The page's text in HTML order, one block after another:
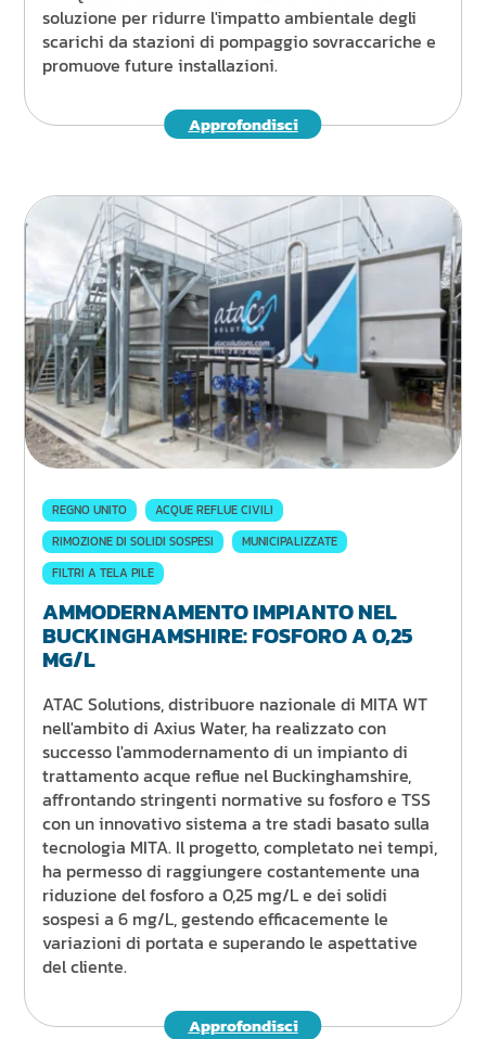
soluzione per ridurre l'impatto ambientale degli
scarichi da stazioni di pompaggio sovraccariche e
promuove future installazioni.
Approfondisci
REGNO UNITO
ACQUE REFLUE CIVILI
RIMOZIONE DI SOLIDI SOSPESI
MUNICIPALIZZATE
FILTRI A TELA PILE
AMMODERNAMENTO IMPIANTO NEL
BUCKINGHAMSHIRE: FOSFORO A 0,25
MG/L
ATAC Solutions, distribuore nazionale di MITA WT
nell'ambito di Axius Water, ha realizzato con
successo l'ammodernamento di un impianto di
trattamento acque reflue nel Buckinghamshire,
affrontando stringenti normative su fosforo e TSS
con un innovativo sistema a tre stadi basato sulla
tecnologia MITA. Il progetto, completato nei tempi,
ha permesso di raggiungere costantemente una
riduzione del fosforo a 0,25 mg/L e dei solidi
sospesi a 6 mg/L, gestendo efficacemente le
variazioni di portata e superando le aspettative
del cliente.
Approfondisci